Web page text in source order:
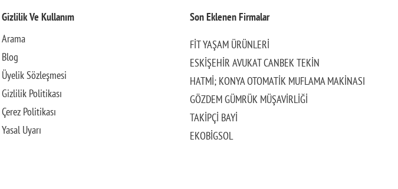
Gizlilik Ve Kullanım
Arama
Blog
Üyelik Sözleşmesi
Gizlilik Politikası
Çerez Politikası
Yasal Uyarı
Son Eklenen Firmalar
FİT YAŞAM ÜRÜNLERİ
ESKİŞEHİR AVUKAT CANBEK TEKİN
HATMİ; KONYA OTOMATİK MUFLAMA MAKİNASI
GÖZDEM GÜMRÜK MÜŞAVİRLİĞİ
TAKİPÇİ BAYİ
EKOBİGSOL